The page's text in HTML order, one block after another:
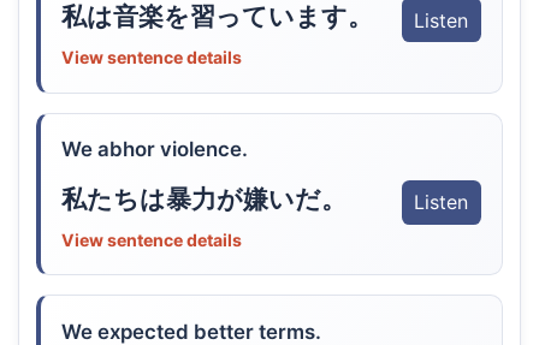
私は音楽を習っています。 Listen
View sentence details
We abhor violence.
私たちは暴力が嫌いだ。 Listen
View sentence details
We expected better terms.